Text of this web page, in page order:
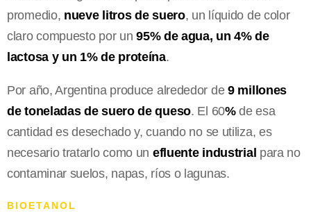
promedio, nueve litros de suero, un líquido de color
claro compuesto por un95% de agua, un 4% de
lactosa y un 1% de proteína.
Por año, Argentina produce alrededor de 9 millones
de toneladas de suero de queso. El 60%de esa
cantidad es desechado y, cuando no se utiliza, es
necesario tratarlo como un efluente industrial para no
contaminar suelos, napas, ríos o lagunas.
BIOETANOL